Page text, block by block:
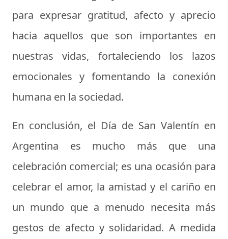
para expresar gratitud, afecto y aprecio
hacia aquellos que son importantes en
nuestras vidas, fortaleciendo los lazos
emocionales y fomentando la conexión
humana en la sociedad.
En conclusión, el Día de San Valentín en
Argentina es mucho más que una
celebración comercial; es una ocasión para
celebrar el amor, la amistad y el cariño en
un mundo que a menudo necesita más
gestos de afecto y solidaridad. A medida